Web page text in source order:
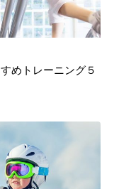
めトレーニング５